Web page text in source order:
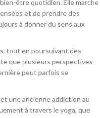
être quotidien. Elle marche
et de prendre des
à donner du sens aux
tout en poursuivant des
que plusieurs perspectives
peut parfois se
une ancienne addiction au
à travers le yoga, que